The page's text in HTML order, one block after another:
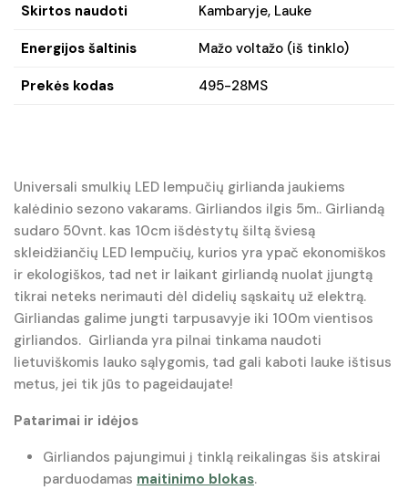
Skirtos naudoti Kambaryje, Lauke
Energijos šaltinis Mažo voltažo (iš tinklo)
Prekės kodas 495-28MS
Universali smulkių LED lempučių girlianda jaukiems
kalėdinio sezono vakarams. Girliandos ilgis 5m.. Girliandą
sudaro 50vnt. kas 10cm išdėstytų šiltą šviesą
skleidžiančių LED lempučių, kurios yra ypač ekonomiškos
ir ekologiškos, tad net ir laikant girliandą nuolat įjungtą
tikrai neteks nerimauti dėl didelių sąskaitų už elektrą.
Girliandas galime jungti tarpusavyje iki 100m vientisos
girliandos. Girlianda yra pilnai tinkama naudoti
lietuviškomis lauko sąlygomis, tad gali kaboti lauke ištisus
metus, jei tik jūs to pageidaujate!
Patarimai ir idėjos
Girliandos pajungimui į tinklą reikalingas šis atskirai
parduodamas maitinimo blokas.